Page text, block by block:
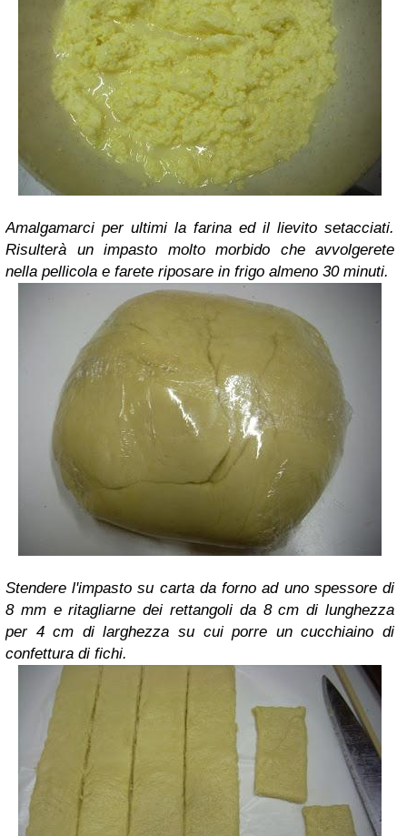
Amalgamarci per ultimi la farina ed il lievito setacciati.
Risulterà un impasto molto morbido che avvolgerete
nella pellicola e farete riposare in frigo almeno 30 minuti.
Stendere l'impasto su carta da forno ad uno spessore di
8 mm e ritagliarne dei rettangoli da 8 cm di lunghezza
per 4 cm di larghezza su cui porre un cucchiaino di
confettura di fichi.